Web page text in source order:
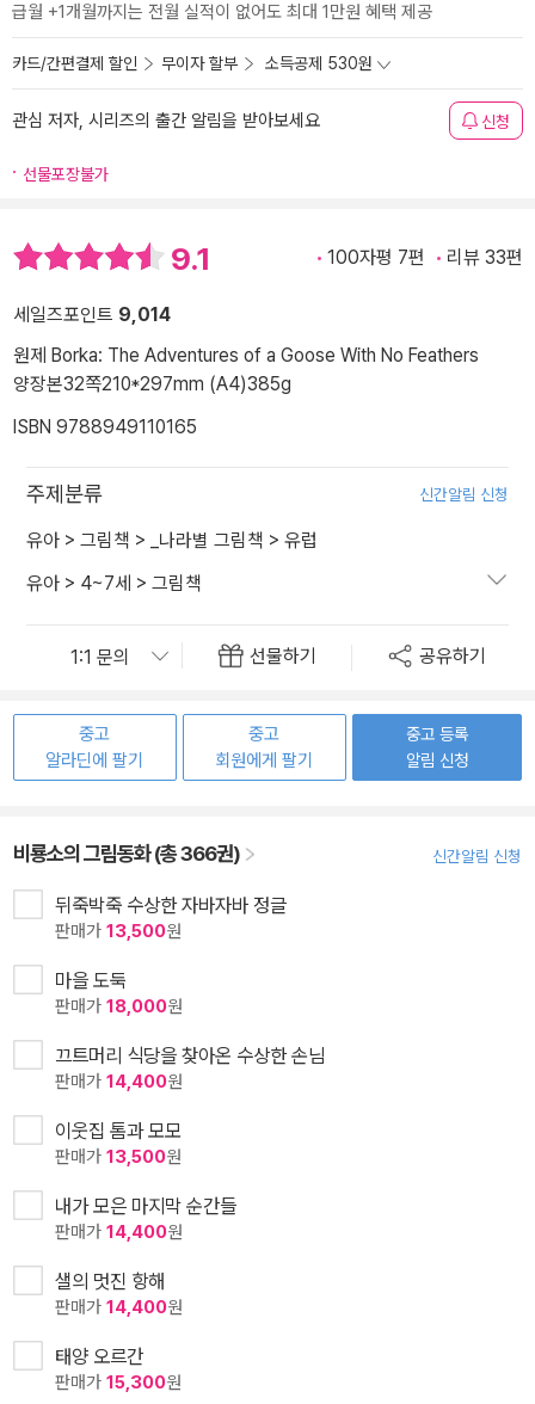
급월 +1개월까지는 전월 실적이 없어도 최대 1만원 혜택 제공
카드/간편결제 할인 무이자 할부 소득공제 530원
관심 저자, 시리즈의 출간 알림을 받아보세요 신청
선물포장불가
9.1 100자평 7편 리뷰 33편
세일즈포인트 9,014
원제 Borka: The Adventures of a Goose With No Feathers
양장본32쪽210*297mm (A4)385g
ISBN 9788949110165
주제분류 신간알림 신청
유아 > 그림책 > _나라별 그림책 > 유럽
유아 > 4~7세 > 그림책
선물하기 공유하기
중고
알라딘에 팔기
중고
회원에게 팔기
중고 등록
알림 신청
비룡소의 그림동화 (총 366권) 신간알림 신청
뒤죽박죽 수상한 자바자바 정글
판매가 13,500원
마을 도둑
판매가 18,000원
끄트머리 식당을 찾아온 수상한 손님
판매가 14,400원
이웃집 톰과 모모
판매가 13,500원
내가 모은 마지막 순간들
판매가 14,400원
샐의 멋진 항해
판매가 14,400원
태양 오르간
판매가 15,300원